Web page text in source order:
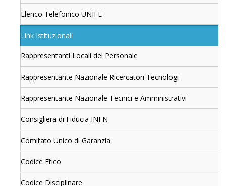
Elenco Telefonico UNIFE
Link Istituzionali
Rappresentanti Locali del Personale
Rappresentante Nazionale Ricercatori Tecnologi
Rappresentante Nazionale Tecnici e Amministrativi
Consigliera di Fiducia INFN
Comitato Unico di Garanzia
Codice Etico
Codice Disciplinare